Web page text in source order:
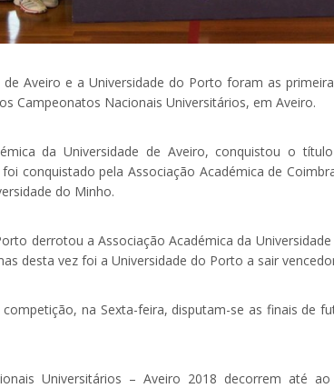
Aveiro e a Universidade do Porto foram as
Campeonatos Nacionais Universitários, em Aveiro.
da Universidade de Aveiro, conquistou o
conquistado pela Associação Académica de
do Minho.
derrotou a Associação Académica da
desta vez foi a Universidade do Porto a sair
na Sexta-feira, disputam-se as finais de
Universitários – Aveiro 2018 decorrem até